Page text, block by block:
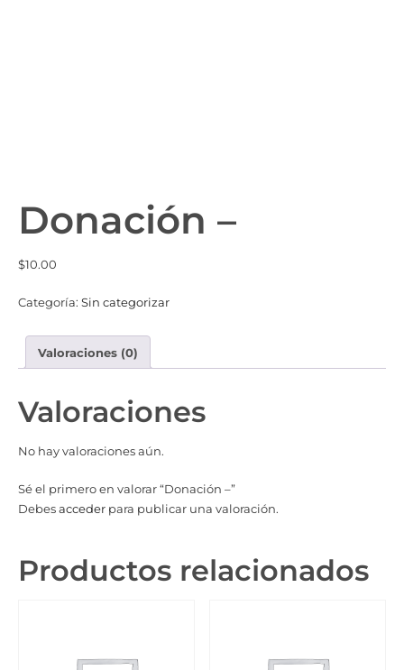
Donación –
$10.00
Categoría: Sin categorizar
Valoraciones (0)
Valoraciones
No hay valoraciones aún.
Sé el primero en valorar “Donación –”
Debesacceder para publicar una valoración.
Productos relacionados